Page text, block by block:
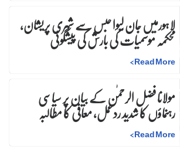
لاہورمیں جان لیوا حبس سے شہری پریشان،
محکمہ موسمیات کی بارش کی پیشگوئی
Read More
>
مولانا فضل الرحمٰن کے بیان پر سیاسی
رہنماؤں کا شدید ردعمل، معافی کا مطالبہ
Read More
>